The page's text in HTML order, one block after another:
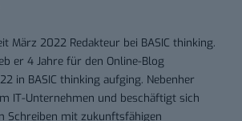
März 2022 Redakteur bei BASIC thinking.
er 4 Jahre für den Online-Blog
in BASIC thinking aufging. Nebenher
IT-Unternehmen und beschäftigt sich
Schreiben mit zukunftsfähigen